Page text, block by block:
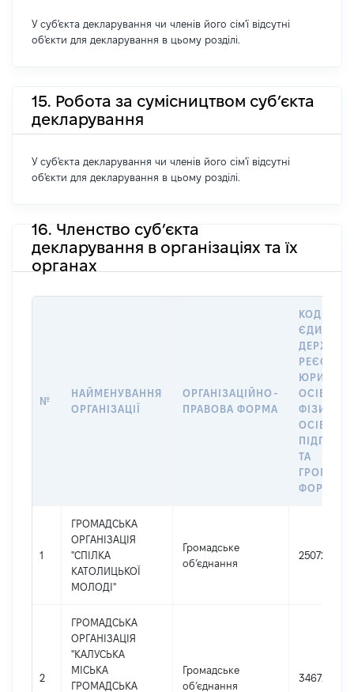
У суб'єкта декларування чи членів його сім'ї відсутні
об'єкти для декларування в цьому розділі.
15. Робота за сумісництвом суб’єкта
декларування
У суб'єкта декларування чи членів його сім'ї відсутні
об'єкти для декларування в цьому розділі.
16. Членство суб’єкта
декларування в організаціях та їх
органах
№
НАЙМЕНУВАННЯ
ОРГАНІЗАЦІЇ
ОРГАНІЗАЦІЙНО-
ПРАВОВА ФОРМА
КОД В
РЕЄСТРІ
ОСІБ,
ОСІБ –
ТА
1
ГРОМАДСЬКА
ОРГАНІЗАЦІЯ
"СПІЛКА
КАТОЛИЦЬКОЇ
МОЛОДІ"
Громадське
об’єднання
25072816
2
ГРОМАДСЬКА
ОРГАНІЗАЦІЯ
"КАЛУСЬКА
МІСЬКА
ГРОМАДСЬКА
Громадське
об’єднання
34672215